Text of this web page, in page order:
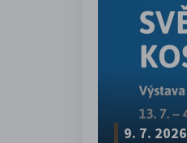
9. 7. 2026